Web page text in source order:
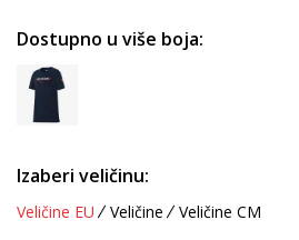
Dostupno u više boja:
Izaberi veličinu:
Veličine EU Veličine Veličine CM